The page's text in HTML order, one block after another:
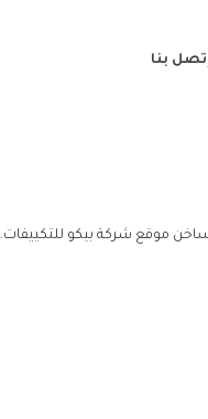
بنا
موقع شركة بيكو للتكييفات.